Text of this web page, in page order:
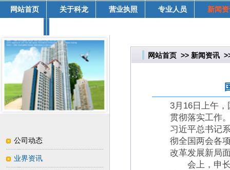
网站首页 关于科龙 营业执照 专业人员 新闻
公司动态
业界资讯
网站首页 >> 新闻资讯
3月16日上午
贯彻落实工作
习近平总书记
彻全国两会各
改革发展新局
会上，申长